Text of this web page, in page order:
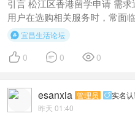
引言 松江区香港留学申请 需
用户在选购相关服务时，常面
宜昌生活论坛
 0  0  0
esanxia 管理员 实名
昨天 01:40